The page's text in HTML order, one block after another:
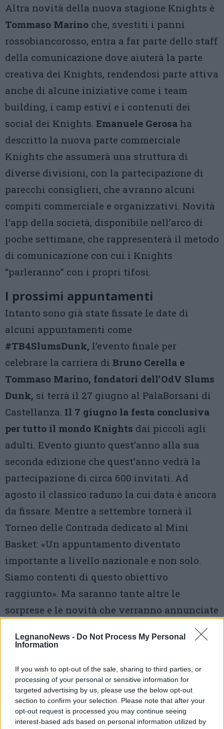
LegnanoNews - Do Not Process My Personal
Information
If you wish to opt-out of the sale, sharing to third parties, or
processing of your personal or sensitive information for
targeted advertising by us, please use the below opt-out
section to confirm your selection. Please note that after your
opt-out request is processed you may continue seeing
interest-based ads based on personal information utilized by
Altra novità della nuova stagione Knights è
Tommaso Marino che, svestiti i panni
rossobiancorosso, entra a far parte dello staff
della comunicazione dove aiuterà la parte
creativa dei Knights, rendendosi parte attiva
anche di alcune iniziative come i team
building, i camp estivi e i contenuti dei
social dei Knights. Emanuele Gerosa ha
descritto la nuova parte commerciale
Knights che assumerà una struttura di
diverse divisioni, con la partecipazione di
parecchi consiglieri, che avranno alcuni
compiti commerciale e organizzativi. Novità
l’app della società, disponibile nell’arco di
poche settimane, che rappresenterà il metodo
di comunicazione con cui i Knights
“parleranno” con i propri tifosi.
I prossimi appuntamenti
Intanto sono già state fissate le date di
alcuni appuntamenti come
#TB4SlumsDunk, l’evento finale per
celebrare la carriera di Bruno Cerella e
Tommaso Marino, fondatori dell’OdV Slums
Dunk, si terrà il 27 giugno al PalaBorsani di
Castellanza. Il 7 giugno la festa conclusiva
per tutto il mondo Knights dai piccoli agli
adulti. Evento giunto quest’anno alla sua
seconda edizione che quest’anno vedrà la
partecipazione di circa 600 invitati. Ad
agosto il classico raduno la cui data è ancora
da fissare. Mentre a settembre tornerà il
Torneo delle Contrada dedicato al Mini
Basket: «Un appuntamento diventato
importante a livello nazionale e non solo.
Siamo contenti di questo obiettivo
raggiunto». Ma saranno tante altre le
sorprese e le novità che verranno annunciate